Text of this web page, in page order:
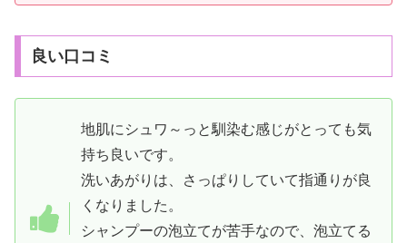
良い口コミ
地肌にシュワ～っと馴染む感じがとっても気
持ち良いです。
洗いあがりは、さっぱりしていて指通りが良
くなりました。
シャンプーの泡立てが苦手なので、泡立てる